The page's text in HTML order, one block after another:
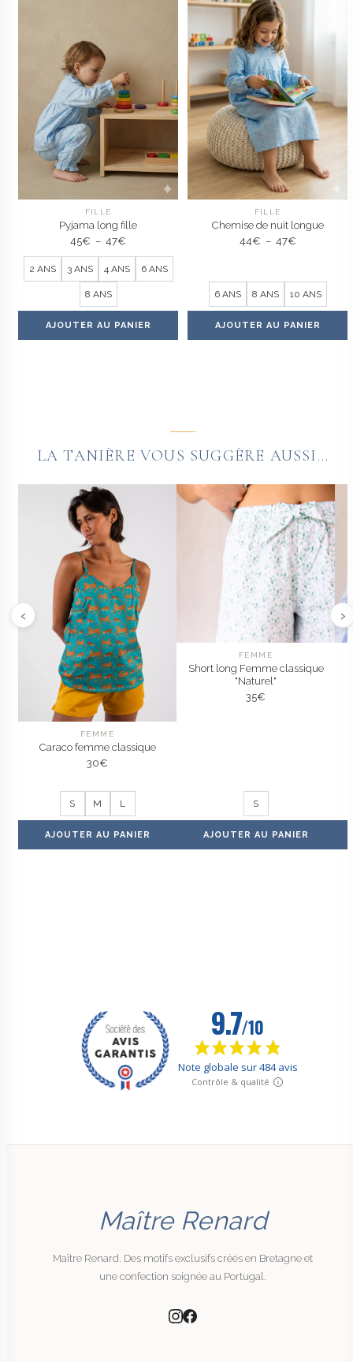
FILLE
Pyjama long fille
45€ – 47€
prix :
45€
2 ANS 3 ANS 4 ANS 6 ANS
8 ANS
AJOUTER AU PANIER
FILLE
Chemise de nuit longue
44€ – 47€Plage
47€
6 ANS 8 ANS 10 ANS
AJOUTER AU PANIER
LA TANIÈRE VOUS SUGGÈRE AUSSI...
‹
FEMME
Caraco femme classique
30€
S M L
AJOUTER AU PANIER
FEMME
Short long Femme classique
"Naturel"
35€
S
AJOUTER AU PANIER
›
Maître Renard
Maître Renard. Des motifs exclusifs créés en Bretagne et
une confection soignée au Portugal.